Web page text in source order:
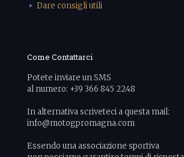
Dare consigli utili
Come Contattarci
Potete inviare un SMS
al numero: +39 366 845 2248
In alternativa scriveteci a questa mail:
info@motogpromagna.com
Essendo una associazione sportiva